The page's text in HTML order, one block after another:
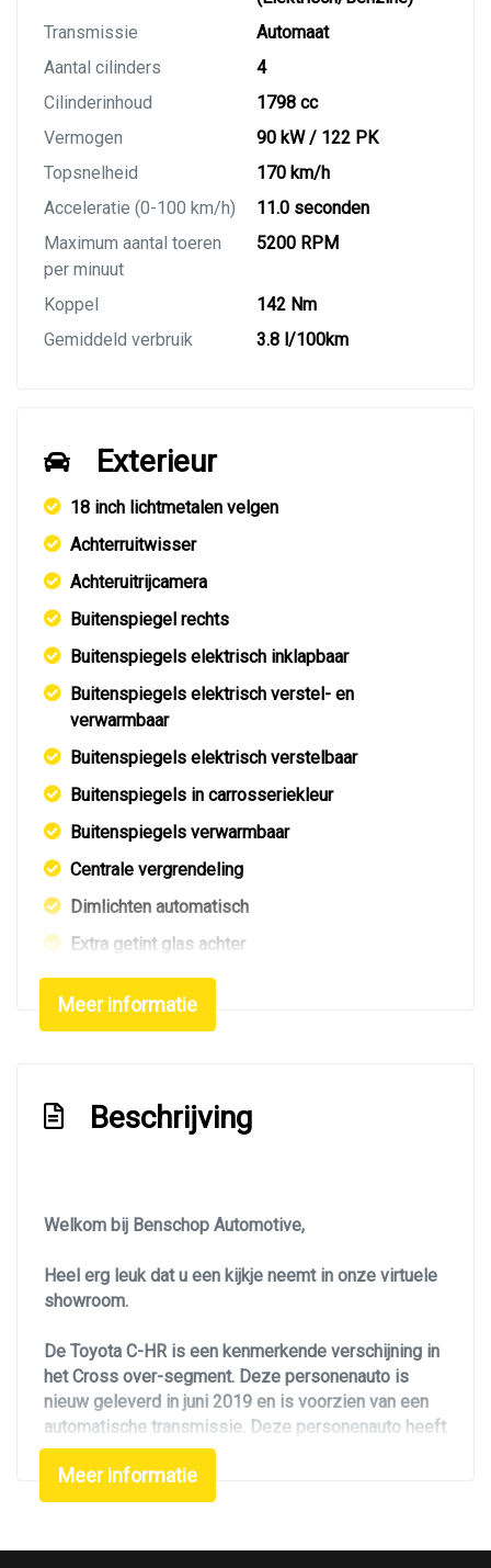
Transmissie
Automaat
Aantal cilinders
4
Cilinderinhoud
1798 cc
Vermogen
90 kW / 122 PK
Topsnelheid
170 km/h
Acceleratie (0-100 km/h)
11.0 seconden
Maximum aantal toeren
per minuut
5200 RPM
Koppel
142 Nm
Gemiddeld verbruik
3.8 l/100km
Exterieur
18 inch lichtmetalen velgen
Achterruitwisser
Achteruitrijcamera
Buitenspiegel rechts
Buitenspiegels elektrisch inklapbaar
Buitenspiegels elektrisch verstel- en
verwarmbaar
Buitenspiegels elektrisch verstelbaar
Buitenspiegels in carrosseriekleur
Buitenspiegels verwarmbaar
Centrale vergrendeling
Dimlichten automatisch
Extra getint glas achter
Getint glas
Keyless entry
Led koplampen
Metaalkleur parelmoer
Park distance control
Parkeer assistent
Parkeersensor voor en achter
Radar cruise control (acc)
Sportvelgen
Meer informatie
Beschrijving
Welkom bij Benschop Automotive,
Heel erg leuk dat u een kijkje neemt in onze virtuele
showroom.
De Toyota C-HR is een kenmerkende verschijning in
het Cross over-segment. Deze personenauto is
nieuw geleverd in juni 2019 en is voorzien van een
automatische transmissie. Deze personenauto heeft
slechts 96715 km gereden. Alle servicebeurten zijn
uitgevoerd. De auto staat goed op zijn banden en is
van binnen en buiten in zeer nette staat. Uiteraard is
documentatie.
Meer informatie